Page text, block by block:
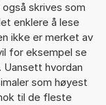
skrives som
enklere å lese
ikke er merket av
for eksempel se
Uansett hvordan
som høyest
til de fleste